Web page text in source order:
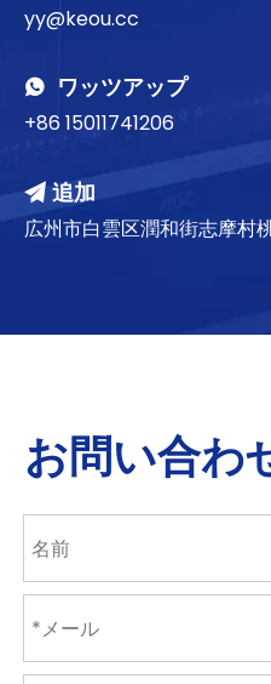
yy@keou.cc
 ワッツアップ
+86 15011741206
 追加
広州市白雲区潤和街志摩村
お問い合わ